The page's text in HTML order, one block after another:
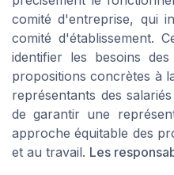
comité d'entreprise, qui
comité d'établissement.
identifier les besoins
propositions concrètes à
représentants des
de garantir une
approche équitable des
et au travail. Les